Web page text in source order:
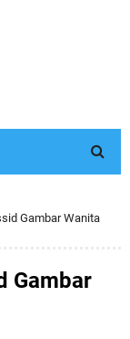
Gambar Wanita
Gambar